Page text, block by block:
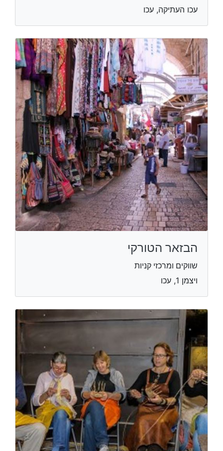
עכו העתיקה, עכו
הבזאר הטורקי
שווקים ומרכזי קניות
ויצמן 1, עכו